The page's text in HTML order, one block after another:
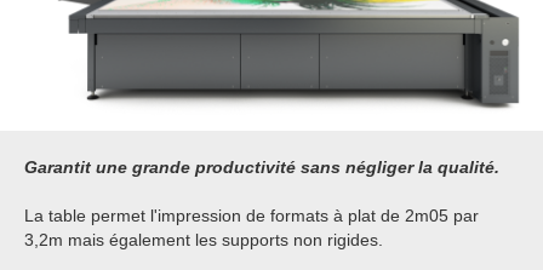
Garantit une grande productivité sans négliger la qualité.
La table permet l'impression de formats à plat de 2m05 par
3,2m mais également les supports non rigides.